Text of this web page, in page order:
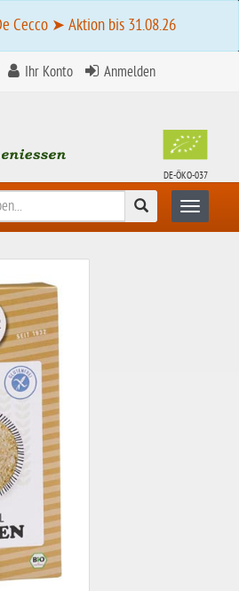
Cecco ➤ Aktion bis 31.08.26
Ihr Konto Anmelden
DE-ÖKO-037
Suchen Toggle